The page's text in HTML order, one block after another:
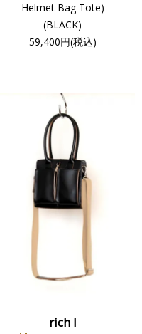
Helmet Bag Tote)
(BLACK)
59,400円(税込)
rich I